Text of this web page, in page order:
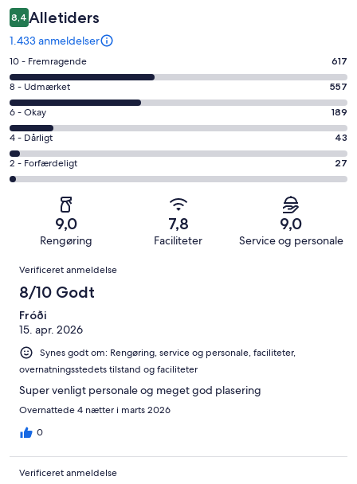
8,4 Alletiders
1.433 anmeldelser
Bedømmelse
på
10
−
Fremragende.
617
af
i
anmeldelser
10 - Fremragende 617
Bedømmelse
på
8
−
Udmærket.
557
8 - Udmærket 557
Bedømmelse
på
6
−
Okay.
1433
6 - Okay 189
Bedømmelse
på
4
alt
1433
4 - Dårligt 43
Bedømmelse
på
Forfærdeligt.
af
alt
1433
anmeldelser
2 - Forfærdeligt 27
9,0
Rengøring
7,8
Faciliteter
9,0
Service og personale
Anmeldelser
Verificeret anmeldelse
8/10 Godt
Fróði
15. apr. 2026
Synes godt om: Rengøring, service og personale, faciliteter,
overnatningsstedets tilstand og faciliteter
Super venligt personale og meget god plasering
Overnattede 4 nætter i marts 2026
0
Verificeret anmeldelse